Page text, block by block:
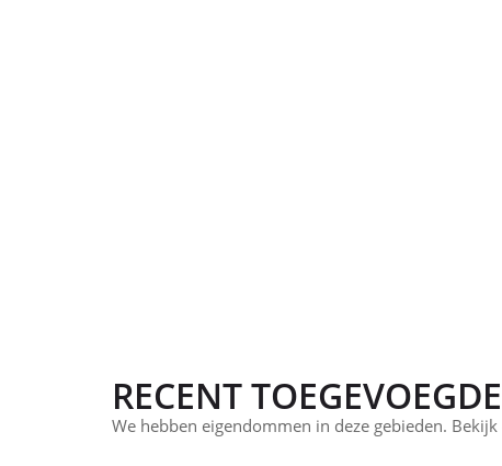
RECENT
We hebben eigendommen in deze gebieden.